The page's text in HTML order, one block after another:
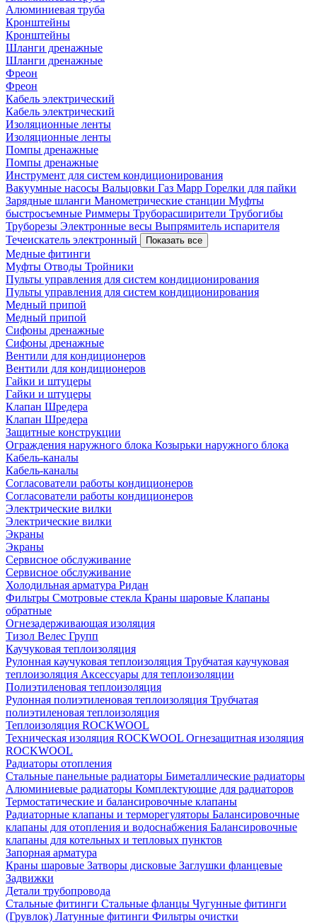
Алюминиевая труба
Кронштейны
Кронштейны
Шланги дренажные
Шланги дренажные
Фреон
Фреон
Кабель электрический
Кабель электрический
Изоляционные ленты
Изоляционные ленты
Помпы дренажные
Помпы дренажные
Инструмент для систем кондиционирования
Вакуумные насосы Вальцовки Газ Mapp Горелки для пайки
Зарядные шланги Манометрические станции Муфты
быстросъемные Риммеры Труборасширители Трубогибы
Труборезы Электронные весы Выпрямитель испарителя
Течеискатель электронный
Показать все
Медные фитинги
Муфты Отводы Тройники
Пульты управления для систем кондиционирования
Пульты управления для систем кондиционирования
Медный припой
Медный припой
Сифоны дренажные
Сифоны дренажные
Вентили для кондиционеров
Вентили для кондиционеров
Гайки и штуцеры
Гайки и штуцеры
Клапан Шредера
Клапан Шредера
Защитные конструкции
Ограждения наружного блока Козырьки наружного блока
Кабель-каналы
Кабель-каналы
Согласователи работы кондиционеров
Согласователи работы кондиционеров
Электрические вилки
Электрические вилки
Экраны
Экраны
Сервисное обслуживание
Сервисное обслуживание
Холодильная арматура Ридан
Фильтры Смотровые стекла Краны шаровые Клапаны
обратные
Огнезадерживающая изоляция
Тизол Велес Групп
Каучуковая теплоизоляция
Рулонная каучуковая теплоизоляция Трубчатая каучуковая
теплоизоляция Аксессуары для теплоизоляции
Полиэтиленовая теплоизоляция
Рулонная полиэтиленовая теплоизоляция Трубчатая
полиэтиленовая теплоизоляция
Теплоизоляция ROCKWOOL
Техническая изоляция ROCKWOOL Огнезащитная изоляция
ROCKWOOL
Радиаторы отопления
Стальные панельные радиаторы Биметаллические радиаторы
Алюминиевые радиаторы Комплектующие для радиаторов
Термостатические и балансировочные клапаны
Радиаторные клапаны и терморегуляторы Балансировочные
клапаны для отопления и водоснабжения Балансировочные
клапаны для котельных и тепловых пунктов
Запорная арматура
Краны шаровые Затворы дисковые Заглушки фланцевые
Задвижки
Детали трубопровода
Стальные фитинги Стальные фланцы Чугунные фитинги
(Грувлок) Латунные фитинги Фильтры очистки